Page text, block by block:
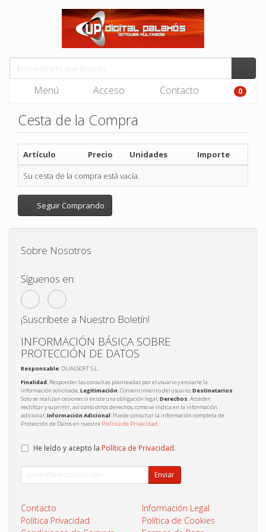
Menú Acceso Contacto 0
Cesta de la Compra
Artículo Precio Unidades
Importe
Su cesta de la compra está vacía.
Seguir Comprando
Sobre Nosotros
Síguenos en:
¡Suscríbete a Nuestro Boletín!
INFORMACIÓN BÁSICA SOBRE
PROTECCIÓN DE DATOS
Responsable: DUALSOFT S.L.
Finalidad: Responder las consultas planteadas por el usuario y enviarle la
información solicitada;Legitimación: Consentimiento del usuario;Destinatarios:
Solo se realizan cesiones si existe una obligación legal;Derechos: Acceder,
rectificar y suprimir, así como otros derechos, como se indica en la información
adicional;Información Adicional: Puede consultar la información completa de
Protección de Datos en nuestra Política de Privacidad
He leído y acepto la Política de Privacidad.
Enviar
Contacto
Información Legal
Política Privacidad
Política de Cookies